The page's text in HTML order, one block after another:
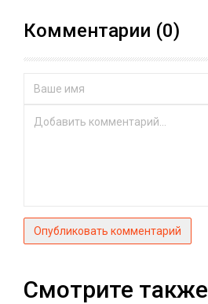
Комментарии (0)
Опубликовать комментарий
Смотрите также